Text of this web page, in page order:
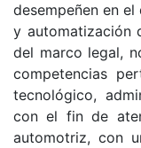
desempeñen en
y automatización
del marco legal,
competencias
tecnológico,
con el fin de
automotriz, con